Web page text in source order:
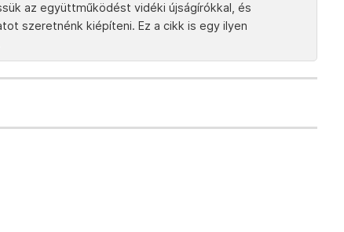
az együttműködést vidéki újságírókkal, és
szeretnénk kiépíteni. Ez a cikk is egy ilyen